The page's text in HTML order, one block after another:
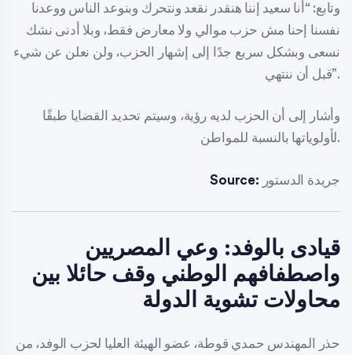
وتابع: “أنا سعيد إننا هنقدر نقعد ونتحرك وبنوعد الناس ووعدنا
نفسنا إحنا مش حزب موالي ولا معارض فقط، وبلا أدنى نشك
نسعى وبشكل سريع جدًا إلى إشهار الحزب، ولن نعلن عن شيء
قبل أن ننتهي”.
وأشار إلى أن الحزب لديه رؤية، وسيتم تحديد القضايا طبقًا
لأولوياتها بالنسبة للمواطن.
Source: جريدة الدستور
قيادى بالوفد: وعي المصريين
واصطفافهم الوطني وقف حائلا بين
محاولات تشوية الدولة
حذر المهندس حمدي قوطة، عضو الهيئة العليا لحزب الوفد، من